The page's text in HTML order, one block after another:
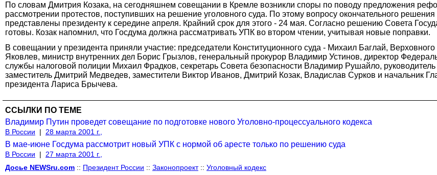
По словам Дмитрия Козака, на сегодняшнем совещании в Кремле возникли споры по поводу предложения
рассмотрении протестов, поступивших на решение уголовного суда. По этому вопросу окончательного
представлены президенту к середине апреля. Крайний срок для этого - 24 мая. Согласно решению Совета
готовы. Козак напомнил, что Госдума должна рассматривать УПК во втором чтении, учитывая новые поправки.
В совещании у президента приняли участие: председатели Конституционного суда - Михаил Баглай,
Яковлев, министр внутренних дел Борис Грызлов, генеральный прокурор Владимир Устинов, директор
службы налоговой полиции Михаил Фрадков, секретарь Совета безопасности Владимир Рушайло,
заместитель Дмитрий Медведев, заместители Виктор Иванов, Дмитрий Козак, Владислав Сурков и начальник
президента Лариса Брычева.
ССЫЛКИ ПО ТЕМЕ
Владимир Путин проведет совещание по подготовке нового Уголовно-процессуального кодекса
В России | 28 марта 2001 г.,
В мае-июне Госдума рассмотрит новый УПК с нормой об аресте только по решению суда
В России |
27 марта 2001 г.,
Досье NEWSru.com :: Президент России :: Законопроект:: Уголовный кодекс